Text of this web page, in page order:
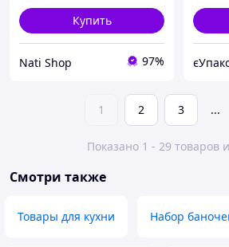
подставке
Купить
Nati Shop 97%
1 2 3 ...
Показано 1 - 29 товаров
Смотри также
Товары для кухни Набор